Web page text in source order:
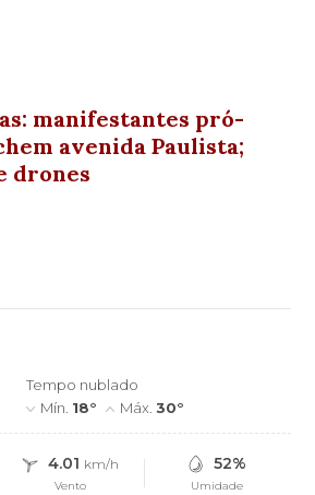
manifestantes pró-
avenida Paulista;
drones
Tempo nublado
Mín. 18° Máx.30°
4.01 km/h
Vento
52%
Umidade